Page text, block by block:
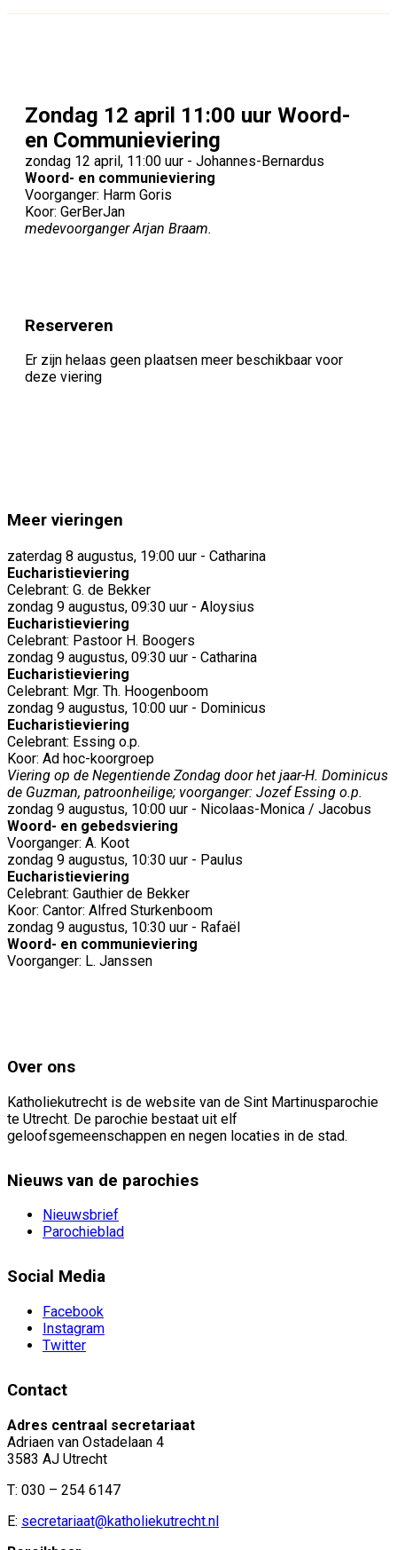
Zondag 12 april 11:00 uur Woord-
en Communieviering
zondag 12 april, 11:00 uur - Johannes-Bernardus
Woord- en communieviering
Voorganger: Harm Goris
Koor: GerBerJan
medevoorganger Arjan Braam.
Reserveren
Er zijn helaas geen plaatsen meer beschikbaar voor
deze viering
Meer vieringen
zaterdag 8 augustus, 19:00 uur - Catharina
Eucharistieviering
Celebrant: G. de Bekker
zondag 9 augustus, 09:30 uur - Aloysius
Eucharistieviering
Celebrant: Pastoor H. Boogers
zondag 9 augustus, 09:30 uur - Catharina
Eucharistieviering
Celebrant: Mgr. Th. Hoogenboom
zondag 9 augustus, 10:00 uur - Dominicus
Eucharistieviering
Celebrant: Essing o.p.
Koor: Ad hoc-koorgroep
Viering op de Negentiende Zondag door het jaar-H. Dominicus
de Guzman, patroonheilige; voorganger: Jozef Essing o.p.
zondag 9 augustus, 10:00 uur - Nicolaas-Monica / Jacobus
Woord- en gebedsviering
Voorganger: A. Koot
zondag 9 augustus, 10:30 uur - Paulus
Eucharistieviering
Celebrant: Gauthier de Bekker
Koor: Cantor: Alfred Sturkenboom
zondag 9 augustus, 10:30 uur - Rafaël
Woord- en communieviering
Voorganger: L. Janssen
Over ons
Katholiekutrecht is de website van de Sint Martinusparochie
te Utrecht. De parochie bestaat uit elf
geloofsgemeenschappen en negen locaties in de stad.
Nieuws van de parochies
Nieuwsbrief
Parochieblad
Social Media
Facebook
Instagram
Twitter
Contact
Adres centraal secretariaat
Adriaen van Ostadelaan 4
3583 AJ Utrecht
T: 030 – 254 6147
E: secretariaat@katholiekutrecht.nl